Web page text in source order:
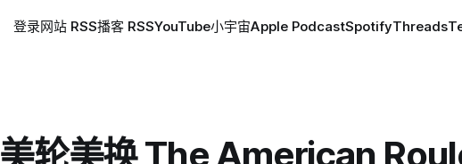
登录网站 RSS播客 RSSYouTube小宇宙Apple PodcastSpotifyThreads
美轮美换 The American